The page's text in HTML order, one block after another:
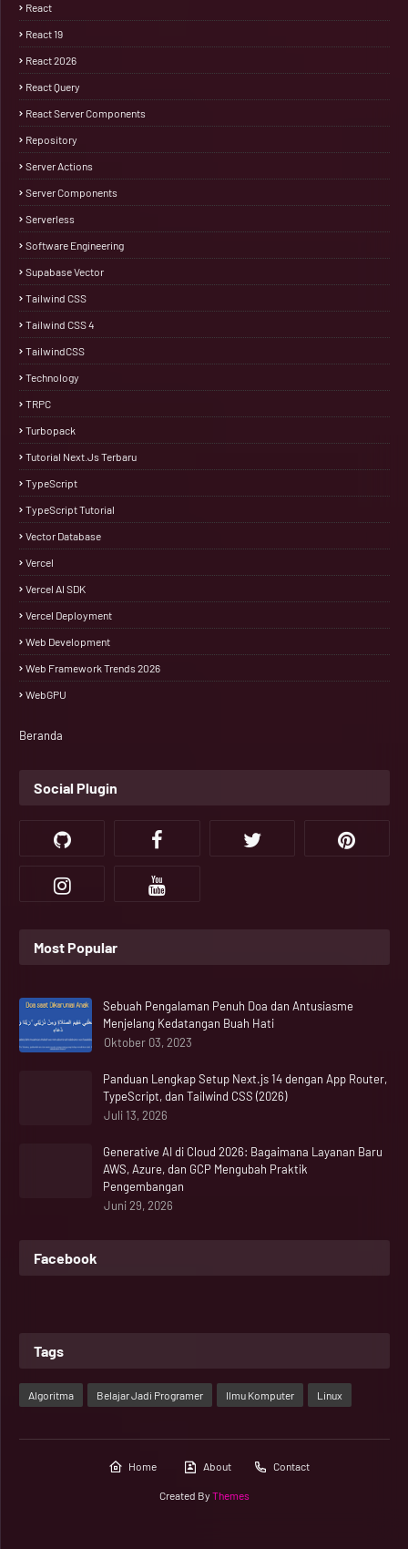
React
React 19
React 2026
React Query
React Server Components
Repository
Server Actions
Server Components
Serverless
Software Engineering
Supabase Vector
Tailwind CSS
Tailwind CSS 4
TailwindCSS
Technology
TRPC
Turbopack
Tutorial Next.js Terbaru
TypeScript
TypeScript Tutorial
Vector Database
Vercel
Vercel AI SDK
Vercel Deployment
Web Development
Web Framework Trends 2026
WebGPU
Beranda
Social Plugin
Most Popular
Sebuah Pengalaman Penuh Doa dan Antusiasme
Menjelang Kedatangan Buah Hati
Oktober 03, 2023
Panduan Lengkap Setup Next.js 14 dengan App Router,
TypeScript, dan Tailwind CSS (2026)
Juli 13, 2026
Generative AI di Cloud 2026: Bagaimana Layanan Baru
AWS, Azure, dan GCP Mengubah Praktik
Pengembangan
Juni 29, 2026
Facebook
Tags
Algoritma Belajar Jadi Programer Ilmu Komputer Linux
Home About Contact
Created By Themes